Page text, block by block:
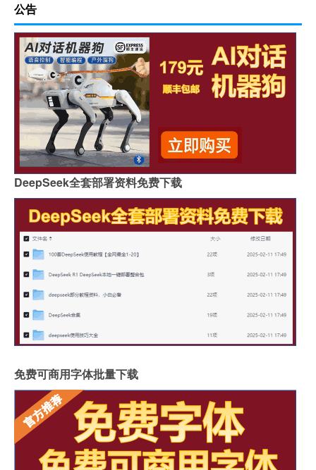
公告
DeepSeek全套部署资料免费下载
免费可商用字体批量下载